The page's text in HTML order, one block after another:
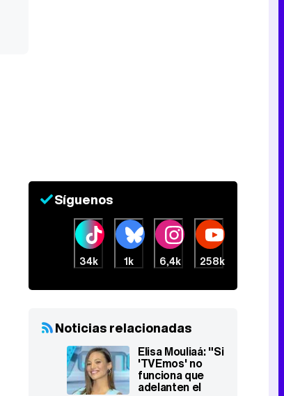
Síguenos
34k 1k 6,4k 258k
Noticias relacionadas
Elisa Mouliaá: "Si
'TVEmos' no
funciona que
adelanten el